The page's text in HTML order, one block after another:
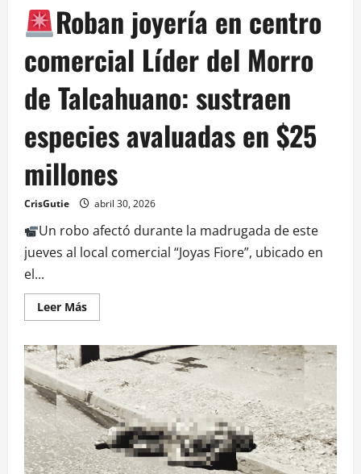
Roban joyería en centro
comercial Líder del Morro
de Talcahuano: sustraen
especies avaluadas en $25
millones
CrisGutie abril 30, 2026
Un robo afectó durante la madrugada de este
jueves al local comercial “Joyas Fiore”, ubicado en
el...
Leer Más